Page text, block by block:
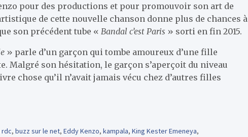
pour des productions et pour promouvoir son art de
de cette nouvelle chanson donne plus de chances à
son précédent tube « Bandal c’est Paris » sorti en fin 2015.
» parle d’un garçon qui tombe amoureux d’une fille
Malgré son hésitation, le garçon s’aperçoit du niveau
chose qu’il n’avait jamais vécu chez d’autres filles
rdc, buzz sur le net, Eddy Kenzo, kampala, King Kester Emeneya,